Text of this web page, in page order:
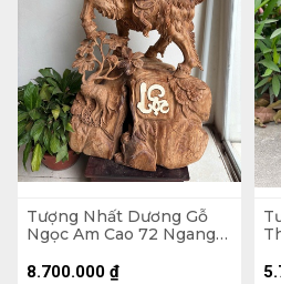
Tượng Nhất Dương Gỗ
Ngọc Am Cao 72 Ngang
8.700.000 ₫